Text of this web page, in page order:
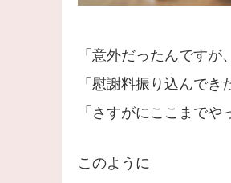
「意外だったんですが
「慰謝料振り込んでき
「さすがにここまでや
このように